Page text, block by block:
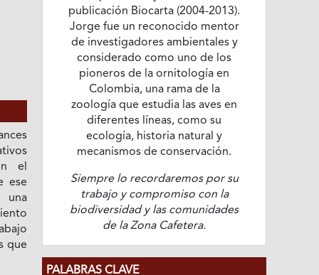
el
ese
una
que
publicación Biocarta (2004-2013).
Jorge fue un reconocido mentor
de investigadores ambientales y
considerado como uno de los
pioneros de la ornitología en
Colombia, una rama de la
zoología que estudia las aves en
diferentes líneas, como su
ecología, historia natural y
mecanismos de conservación.
Siempre lo recordaremos por su
trabajo y compromiso con la
biodiversidad y las comunidades
de la Zona Cafetera.
PALABRAS CLAVE